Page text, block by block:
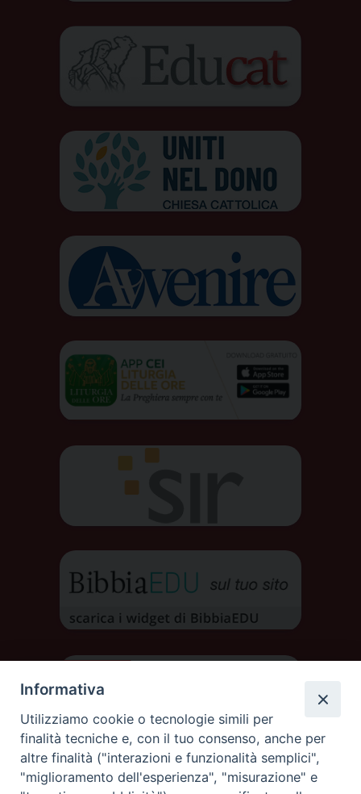
Informativa
Utilizziamo cookie o tecnologie simili per
finalità tecniche e, con il tuo consenso, anche per
altre finalità ("interazioni e funzionalità semplici",
"miglioramento dell'esperienza", "misurazione" e